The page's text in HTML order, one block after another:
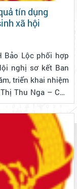
tín dụng
xã hội
Bảo Lộc phối hợp
nghị sơ kết Ban
triển khai nhiệm
Thu Nga – Chủ
HĐQT Ngân hàng